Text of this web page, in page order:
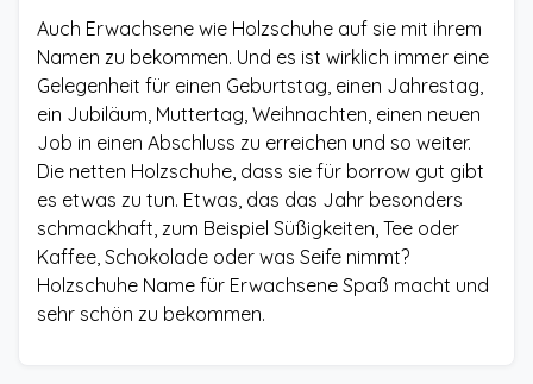
Auch Erwachsene wie Holzschuhe auf sie mit ihrem
Namen zu bekommen. Und es ist wirklich immer eine
Gelegenheit für einen Geburtstag, einen Jahrestag,
ein Jubiläum, Muttertag, Weihnachten, einen neuen
Job in einen Abschluss zu erreichen und so weiter.
Die netten Holzschuhe, dass sie für borrow gut gibt
es etwas zu tun. Etwas, das das Jahr besonders
schmackhaft, zum Beispiel Süßigkeiten, Tee oder
Kaffee, Schokolade oder was Seife nimmt?
Holzschuhe Name für Erwachsene Spaß macht und
sehr schön zu bekommen.